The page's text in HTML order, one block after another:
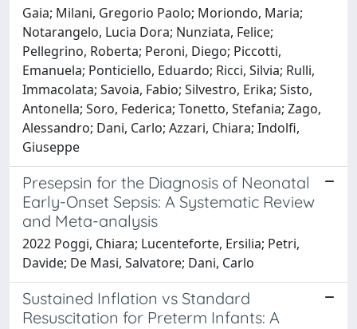
Gaia; Milani, Gregorio Paolo; Moriondo, Maria;
Notarangelo, Lucia Dora; Nunziata, Felice;
Pellegrino, Roberta; Peroni, Diego; Piccotti,
Emanuela; Ponticiello, Eduardo; Ricci, Silvia; Rulli,
Immacolata; Savoia, Fabio; Silvestro, Erika; Sisto,
Antonella; Soro, Federica; Tonetto, Stefania; Zago,
Alessandro; Dani, Carlo; Azzari, Chiara; Indolfi,
Giuseppe
Presepsin for the Diagnosis of Neonatal
Early-Onset Sepsis: A Systematic Review
and Meta-analysis
2022 Poggi, Chiara; Lucenteforte, Ersilia; Petri,
Davide; De Masi, Salvatore; Dani, Carlo
Sustained Inflation vs Standard
Resuscitation for Preterm Infants: A